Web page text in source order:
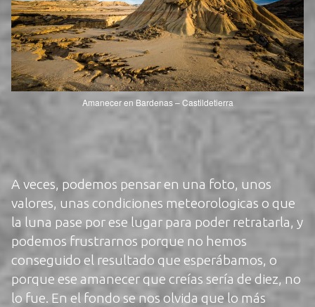
Amanecer en Bardenas – Castildetierra
A veces, podemos pensar en una foto, unos
valores, unas condiciones meteorologicas o que
la luna pase por ese lugar para poder retratarla, y
podemos frustrarnos porque no hemos
conseguido el resultado que esperábamos, o
porque ese amanecer que creías sería de diez, no
lo fue. En el fondo se nos olvida que lo más